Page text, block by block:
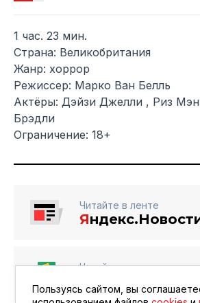
1 час. 23 мин.
Страна: Великобритания
Жанр: хоррор
Режиссер: Марко Ван Белль
Актёры: Дэйзи Джелли , Риз
Брэдли
Ограничение: 18+
Читайте в ленте
Я
Читайте в ленте
Пользуясь сайтом, вы